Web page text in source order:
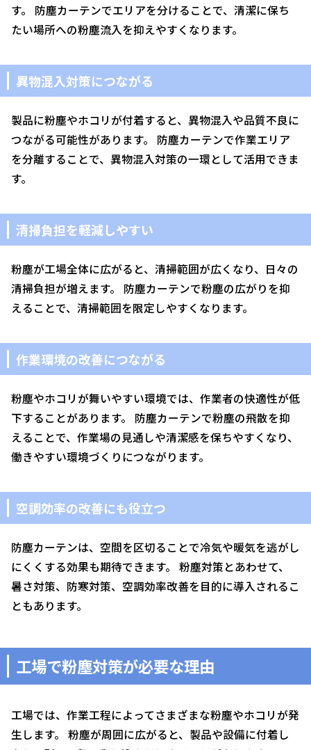
す。 防塵カーテンでエリアを分けることで、清潔に保ち
たい場所への粉塵流入を抑えやすくなります。
異物混入対策につながる
製品に粉塵やホコリが付着すると、異物混入や品質不良に
つながる可能性があります。 防塵カーテンで作業エリア
を分離することで、異物混入対策の一環として活用できま
す。
清掃負担を軽減しやすい
粉塵が工場全体に広がると、清掃範囲が広くなり、日々の
清掃負担が増えます。 防塵カーテンで粉塵の広がりを抑
えることで、清掃範囲を限定しやすくなります。
作業環境の改善につながる
粉塵やホコリが舞いやすい環境では、作業者の快適性が低
下することがあります。 防塵カーテンで粉塵の飛散を抑
えることで、作業場の見通しや清潔感を保ちやすくなり、
働きやすい環境づくりにつながります。
空調効率の改善にも役立つ
防塵カーテンは、空間を区切ることで冷気や暖気を逃がし
にくくする効果も期待できます。 粉塵対策とあわせて、
暑さ対策、防寒対策、空調効率改善を目的に導入されるこ
ともあります。
工場で粉塵対策が必要な理由
工場では、作業工程によってさまざまな粉塵やホコリが発
生します。 粉塵が周囲に広がると、製品や設備に付着し